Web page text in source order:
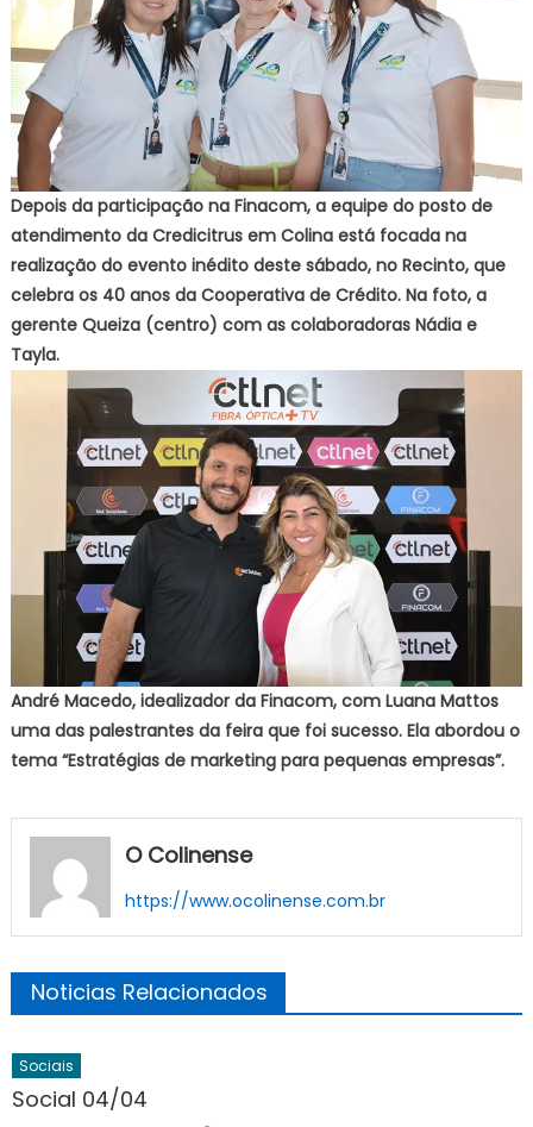
Depois da participação na Finacom, a equipe do posto de
atendimento da Credicitrus em Colina está focada na
realização do evento inédito deste sábado, no Recinto, que
celebra os 40 anos da Cooperativa de Crédito. Na foto, a
gerente Queiza (centro) com as colaboradoras Nádia e
Tayla.
André Macedo, idealizador da Finacom, com Luana Mattos
uma das palestrantes da feira que foi sucesso. Ela abordou o
tema “Estratégias de marketing para pequenas empresas”.
O Colinense
https://www.ocolinense.com.br
Noticias Relacionados
Sociais
Social 04/04